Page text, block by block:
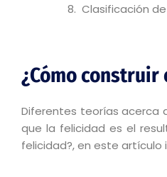
Clasificación
¿Cómo
Diferentes teorías acerca
que la felicidad es el
felicidad?, en este